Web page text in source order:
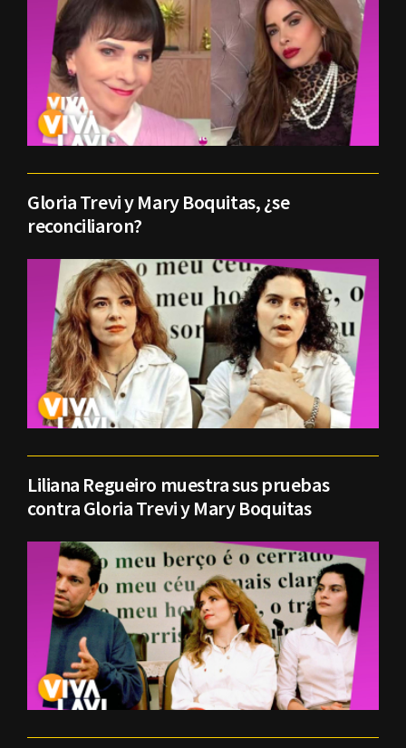
Gloria Trevi y Mary Boquitas, ¿se
reconciliaron?
Liliana Regueiro muestra sus pruebas
contra Gloria Trevi y Mary Boquitas